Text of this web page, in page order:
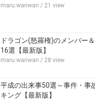
maru.wanwan / 21 view
ドラゴン(怒羅権)のメンバー
16選【最新版】
maru.wanwan / 28 view
平成の出来事50選～事件・事
キング【最新版】